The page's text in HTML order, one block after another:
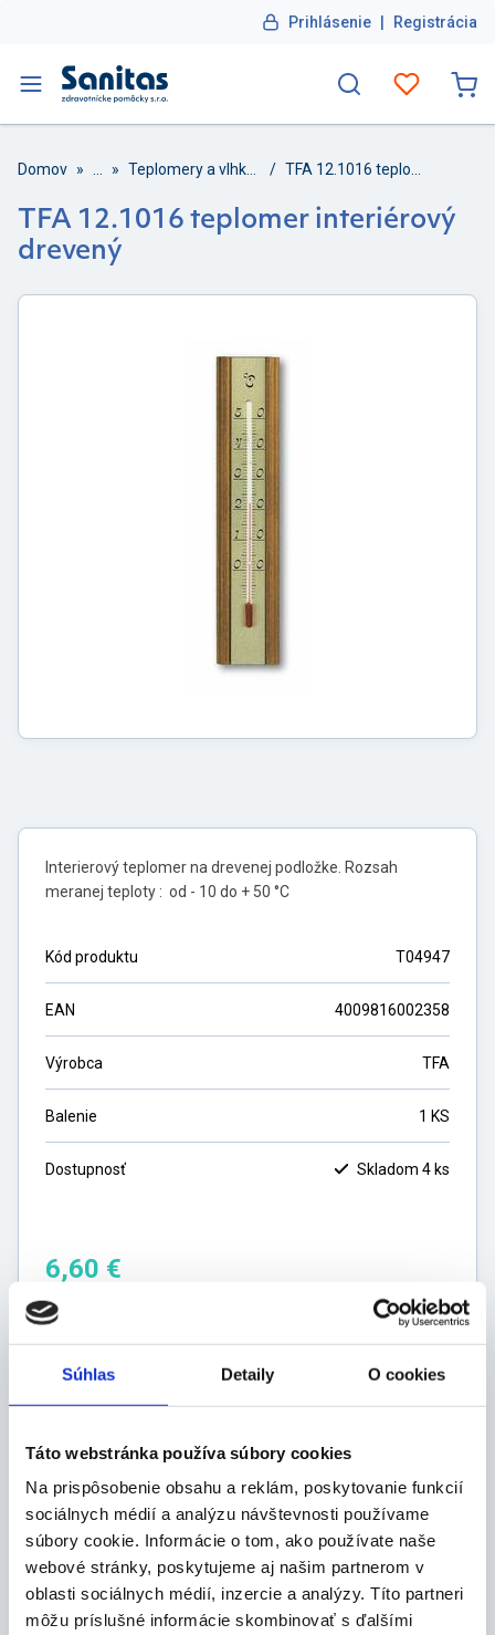
Súhlas Detaily O cookies
Táto webstránka používa súbory cookies
Na prispôsobenie obsahu a reklám, poskytovanie funkcií
sociálnych médií a analýzu návštevnosti používame
súbory cookie. Informácie o tom, ako používate naše
webové stránky, poskytujeme aj našim partnerom v
oblasti sociálnych médií, inzercie a analýzy. Títo partneri
môžu príslušné informácie skombinovať s ďalšími
Prihlásenie | Registrácia
Domov » » /
TFA 12.1016 teplomer interiérový
drevený
Interierový teplomer na drevenej podložke. Rozsah
meranej teploty : od - 10 do + 50 °C
Kód produktu T04947
EAN 4009816002358
Výrobca TFA
Balenie 1 KS
Dostupnosť Skladom 4 ks
6,60 €
5,37
ks
Popis produktu